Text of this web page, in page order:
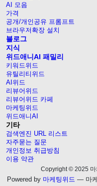
AI 모음
가격
공개/개인공유 프롬프트
브라우저확장 설치
블로그
지식
위드애니AI 패밀리
키워드위드
유틸리티위드
AI위드
리뷰어위드
리뷰어위드 카페
마케팅위드
위드애니AI
기타
검색엔진 URL 리스트
자주묻는 질문
개인정보 취급방침
이용 약관
Copyright © 2025 마
Powered by 마케팅위드 — 마